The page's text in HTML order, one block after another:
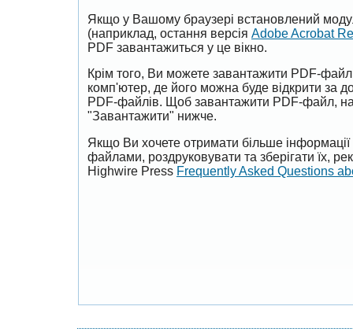
Якщо у Вашому браузері встановлений
(наприклад, остання версія Adobe Acrobat
PDF завантажиться у це вікно.
Крім того, Ви можете завантажити PDF-
комп'ютер, де його можна буде відкрити за
PDF-файлів. Щоб завантажити PDF-файл,
"Завантажити" нижче.
Якщо Ви хочете отримати більше
файлами, роздруковувати та зберігати їх,
Highwire Press Frequently Asked Questions